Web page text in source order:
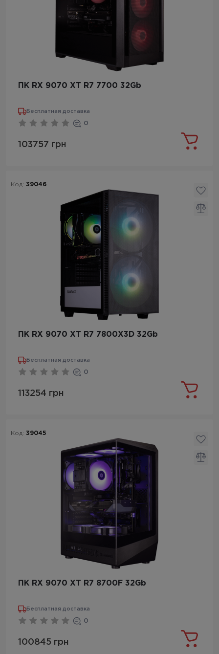
ПК RX 9070 XT R7 7700 32Gb
Бесплатная доставка
0
103757 грн
Код: 39046
ПК RX 9070 XT R7 7800X3D 32Gb
Бесплатная доставка
0
113254 грн
Код: 39045
ПК RX 9070 XT R7 8700F 32Gb
Бесплатная доставка
0
100845 грн